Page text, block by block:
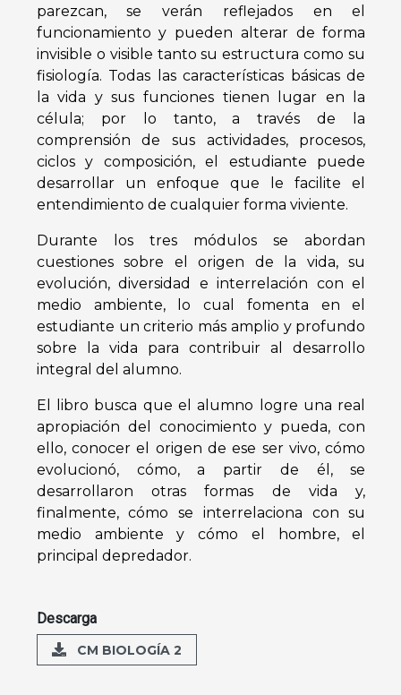
parezcan, se verán reflejados en el
funcionamiento y pueden alterar de forma
invisible o visible tanto su estructura como su
fisiología. Todas las características básicas de
la vida y sus funciones tienen lugar en la
célula; por lo tanto, a través de la
comprensión de sus actividades, procesos,
ciclos y composición, el estudiante puede
desarrollar un enfoque que le facilite el
entendimiento de cualquier forma viviente.
Durante los tres módulos se abordan
cuestiones sobre el origen de la vida, su
evolución, diversidad e interrelación con el
medio ambiente, lo cual fomenta en el
estudiante un criterio más amplio y profundo
sobre la vida para contribuir al desarrollo
integral del alumno.
El libro busca que el alumno logre una real
apropiación del conocimiento y pueda, con
ello, conocer el origen de ese ser vivo, cómo
evolucionó, cómo, a partir de él, se
desarrollaron otras formas de vida y,
finalmente, cómo se interrelaciona con su
medio ambiente y cómo el hombre, el
principal depredador.
Descarga
CM BIOLOGÍA 2